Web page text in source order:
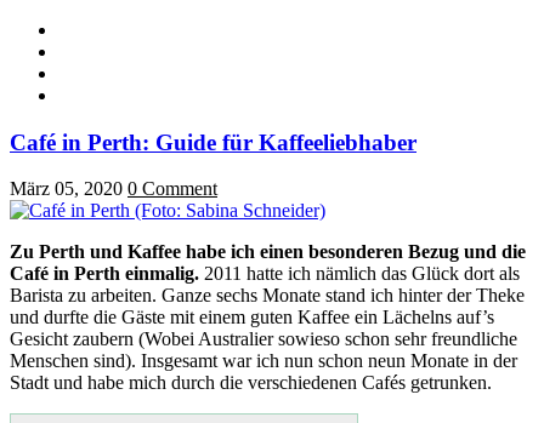
Café in Perth: Guide für Kaffeeliebhaber
März 05, 2020 0 Comment
Zu Perth und Kaffee habe ich einen besonderen Bezug und die
Café in Perth einmalig. 2011 hatte ich nämlich das Glück dort als
Barista zu arbeiten. Ganze sechs Monate stand ich hinter der Theke
und durfte die Gäste mit einem guten Kaffee ein Lächelns auf’s
Gesicht zaubern (Wobei Australier sowieso schon sehr freundliche
Menschen sind). Insgesamt war ich nun schon neun Monate in der
Stadt und habe mich durch die verschiedenen Cafés getrunken.